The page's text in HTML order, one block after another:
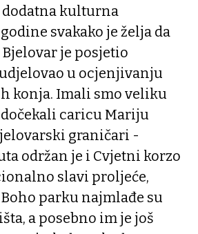
dodatna kulturna
svakako je želja da
je posjetio
u ocjenjivanju
konja. Imali smo veliku
caricu Mariju
graničari -
održan je i Cvjetni korzo
slavi proljeće,
parku najmlađe su
a posebno im je još